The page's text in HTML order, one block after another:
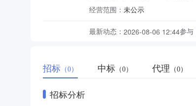
经营范围： 未公示
最新动态： 2026-08-06 12:44参与
招标 （0） 中标 （0） 代理 （0）
招标分析